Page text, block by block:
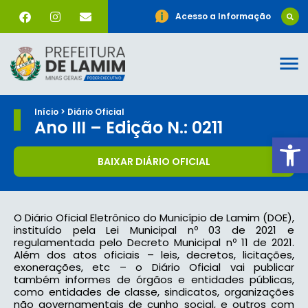
Acesso a Informação
Início > Diário Oficial
Ano III – Edição N.: 0211
BAIXAR DIÁRIO OFICIAL
O Diário Oficial Eletrônico do Município de Lamim (DOE),
instituído pela Lei Municipal nº 03 de 2021 e
regulamentada pelo Decreto Municipal nº 11 de 2021.
Além dos atos oficiais – leis, decretos, licitações,
exonerações, etc – o Diário Oficial vai publicar
também informes de órgãos e entidades públicas,
como entidades de classe, sindicatos, organizações
não governamentais de cunho social, e outros com